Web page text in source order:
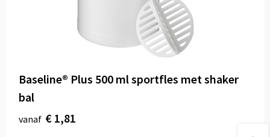
Baseline® Plus 500 ml sportfles met shaker
bal
vanaf € 1,81